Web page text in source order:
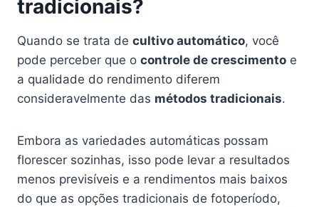
tradicionais?
Quando se trata de cultivo automático, você
pode perceber que o controle de crescimento e
a qualidade do rendimento diferem
consideravelmente das métodos tradicionais.
Embora as variedades automáticas possam
florescer sozinhas, isso pode levar a resultados
menos previsíveis e a rendimentos mais baixos
do que as opções tradicionais de fotoperíodo,